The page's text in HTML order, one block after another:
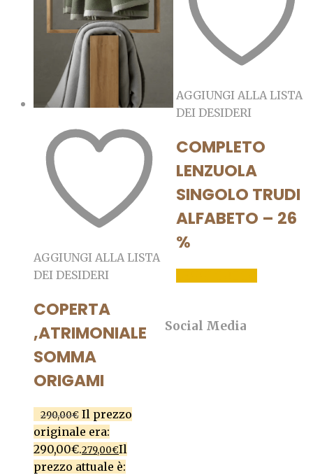
AGGIUNGI ALLA LISTA
DEI DESIDERI
COPERTA
,ATRIMONIALE
SOMMA
ORIGAMI
290,00€ Il prezzo
originale era:
290,00€.279,00€Il
prezzo attuale è:
AGGIUNGI ALLA LISTA
DEI DESIDERI
COMPLETO
LENZUOLA
SINGOLO TRUDI
ALFABETO – 26
%
Social Media